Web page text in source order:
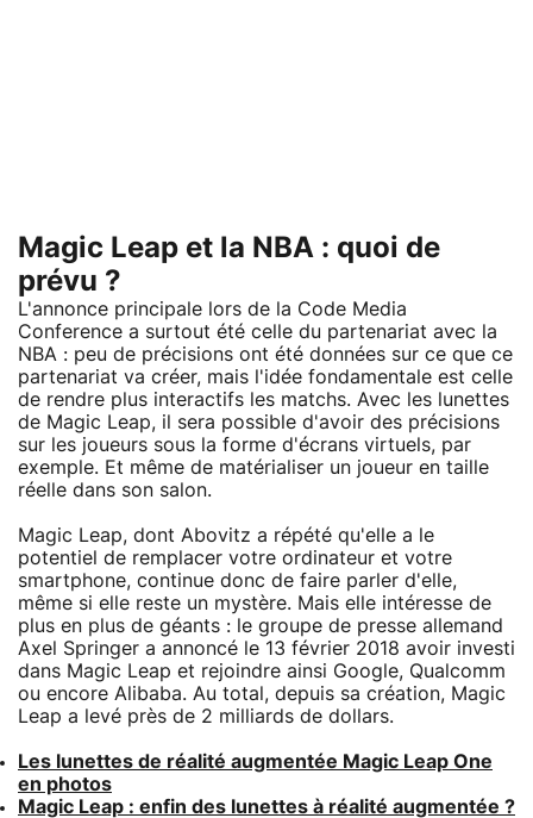
Magic Leap et la NBA : quoi de
prévu ?
L'annonce principale lors de la Code Media
Conference a surtout été celle du partenariat avec la
NBA : peu de précisions ont été données sur ce que ce
partenariat va créer, mais l'idée fondamentale est celle
de rendre plus interactifs les matchs. Avec les lunettes
de Magic Leap, il sera possible d'avoir des précisions
sur les joueurs sous la forme d'écrans virtuels, par
exemple. Et même de matérialiser un joueur en taille
réelle dans son salon.
Magic Leap, dont Abovitz a répété qu'elle a le
potentiel de remplacer votre ordinateur et votre
smartphone, continue donc de faire parler d'elle,
même si elle reste un mystère. Mais elle intéresse de
plus en plus de géants : le groupe de presse allemand
Axel Springer a annoncé le 13 février 2018 avoir investi
dans Magic Leap et rejoindre ainsi Google, Qualcomm
ou encore Alibaba. Au total, depuis sa création, Magic
Leap a levé près de 2 milliards de dollars.
Les lunettes de réalité augmentée Magic Leap One
en photos
Magic Leap : enfin des lunettes à réalité augmentée ?